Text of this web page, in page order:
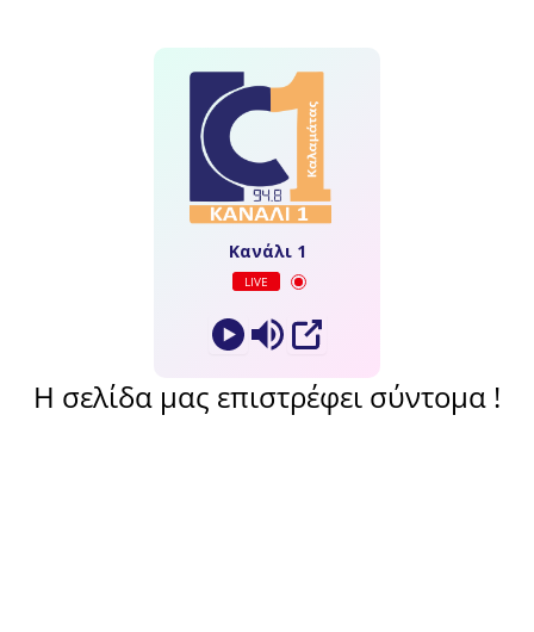
Κανάλι 1
LIVE
Η σελίδα μας επιστρέφει σύντομα !